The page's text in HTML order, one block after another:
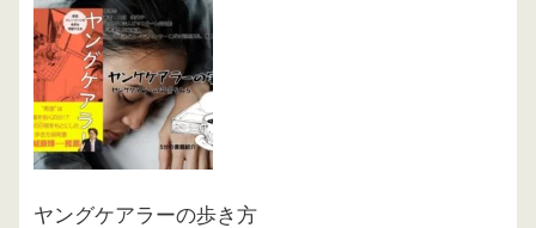
ヤングケアラーの歩き方